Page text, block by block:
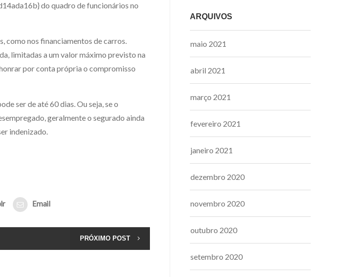
do quadro de funcionários no
como nos financiamentos de carros.
limitadas a um valor máximo previsto na
por conta própria o compromisso
ser de até 60 dias. Ou seja, se o
geralmente o segurado ainda
indenizado.
Email
PRÓXIMO POST
ARQUIVOS
maio 2021
abril 2021
março 2021
fevereiro 2021
janeiro 2021
dezembro 2020
novembro 2020
outubro 2020
setembro 2020